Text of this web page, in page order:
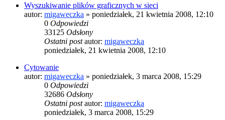
Wyszukiwanie plików graficznych w sieci
autor: migaweczka » poniedziałek, 21 kwietnia 2008, 12:10
0 Odpowiedzi
33125 Odsłony
Ostatni postautor: migaweczka
poniedziałek, 21 kwietnia 2008, 12:10
Cytowanie
autor: migaweczka » poniedziałek, 3 marca 2008, 15:29
0 Odpowiedzi
32686 Odsłony
Ostatni postautor: migaweczka
poniedziałek, 3 marca 2008, 15:29